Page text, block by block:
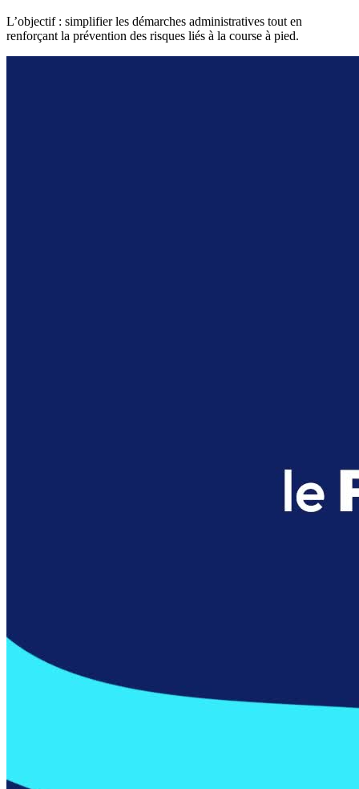
L’objectif : simplifier les démarches administratives tout en
renforçant la prévention des risques liés à la course à pied.